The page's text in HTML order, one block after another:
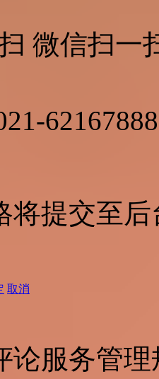
微信扫一
62167888
将提交至
取消
论服务管理